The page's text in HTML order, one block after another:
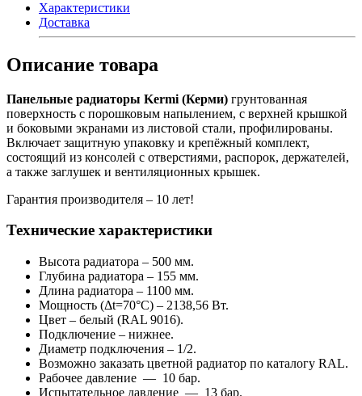
Характеристики
Доставка
Описание товара
Панельные радиаторы Kermi (Керми) грунтованная
поверхность с порошковым напылением, с верхней крышкой
и боковыми экранами из листовой стали, профилированы.
Включает защитную упаковку и крепёжный комплект,
состоящий из консолей с отверстиями, распорок, держателей,
а также заглушек и вентиляционных крышек.
Гарантия производителя – 10 лет!
Технические характеристики
Высота радиатора – 500 мм.
Глубина радиатора – 155 мм.
Длина радиатора – 1100 мм.
Мощность (Δt=70°С) – 2138,56 Вт.
Цвет – белый (RAL 9016).
Подключение – нижнее.
Диаметр подключения – 1/2.
Возможно заказать цветной радиатор по каталогу RAL.
Рабочее давление — 10 бар.
Испытательное давление — 13 бар.